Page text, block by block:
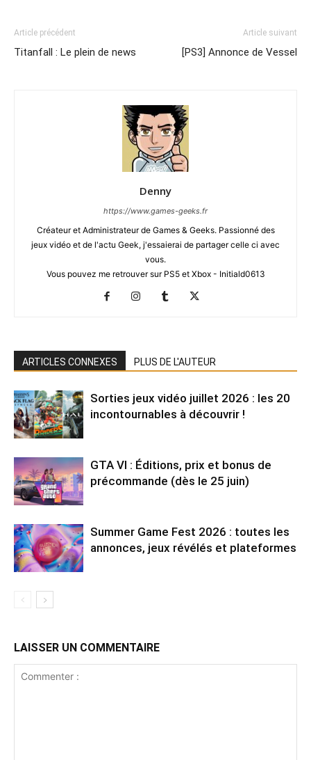
Article précédent
Titanfall : Le plein de news
Article suivant
[PS3] Annonce de Vessel
Denny
https://www.games-geeks.fr
Créateur et Administrateur de Games & Geeks. Passionné des
jeux vidéo et de l'actu Geek, j'essaierai de partager celle ci avec
vous.
Vous pouvez me retrouver sur PS5 et Xbox - Initiald0613
ARTICLES CONNEXES PLUS DE L'AUTEUR
Sorties jeux vidéo juillet 2026 : les 20
incontournables à découvrir !
GTA VI : Éditions, prix et bonus de
précommande (dès le 25 juin)
Summer Game Fest 2026 : toutes les
annonces, jeux révélés et plateformes
LAISSER UN COMMENTAIRE